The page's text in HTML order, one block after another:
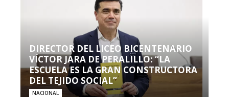
DIRECTOR DEL LICEO BICENTENARIO
VÍCTOR JARA DE PERALILLO: “LA
ESCUELA ES LA GRAN CONSTRUCTORA
DEL TEJIDO SOCIAL”
NACIONAL